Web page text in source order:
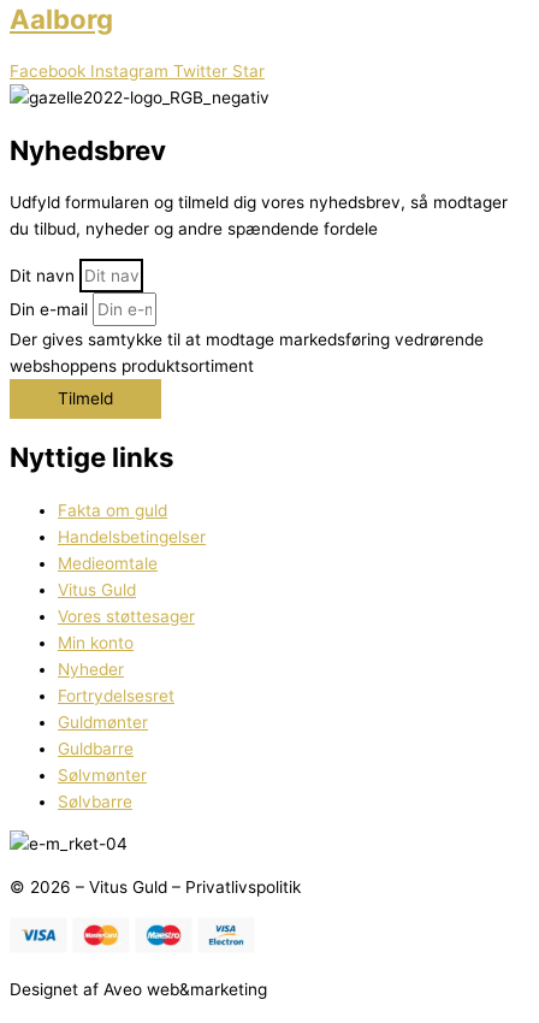
Aalborg
Facebook Instagram Twitter Star
Nyhedsbrev
Udfyld formularen og tilmeld dig vores nyhedsbrev, så modtager
du tilbud, nyheder og andre spændende fordele
Dit navn
Din e-mail
Der gives samtykke til at modtage markedsføring vedrørende
webshoppens produktsortiment
Tilmeld
Nyttige links
Fakta om guld
Handelsbetingelser
Medieomtale
Vitus Guld
Vores støttesager
Min konto
Nyheder
Fortrydelsesret
Guldmønter
Guldbarre
Sølvmønter
Sølvbarre
© 2026 – Vitus Guld – Privatlivspolitik
Designet af Aveo web&marketing